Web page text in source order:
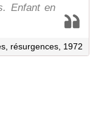
Enfant en
résurgences, 1972